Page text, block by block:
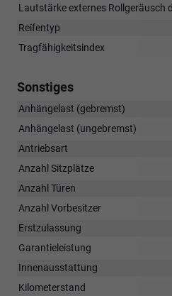
Lautstärke externes Rollgeräusch
Reifentyp
Tragfähigkeitsindex
Sonstiges
Anhängelast (gebremst)
Anhängelast (ungebremst)
Antriebsart
Anzahl Sitzplätze
Anzahl Türen
Anzahl Vorbesitzer
Erstzulassung
Garantieleistung
Innenausstattung
Kilometerstand